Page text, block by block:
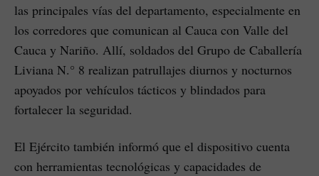
las principales vías del departamento, especialmente en
los corredores que comunican al Cauca con Valle del
Cauca y Nariño. Allí, soldados del Grupo de Caballería
Liviana N.° 8 realizan patrullajes diurnos y nocturnos
apoyados por vehículos tácticos y blindados para
fortalecer la seguridad.
El Ejército también informó que el dispositivo cuenta
con herramientas tecnológicas y capacidades de